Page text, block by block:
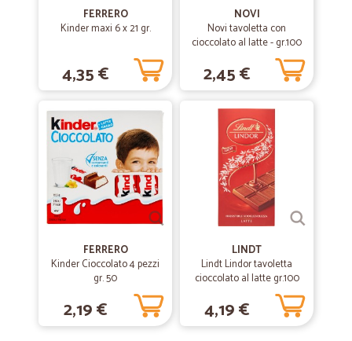
FERRERO
Kinder maxi 6 x 21 gr.
4,35 €
NOVI
Novi tavoletta con
cioccolato al latte - gr.100
2,45 €
FERRERO
Kinder Cioccolato 4 pezzi
gr. 50
2,19 €
LINDT
Lindt Lindor tavoletta
cioccolato al latte gr.100
4,19 €